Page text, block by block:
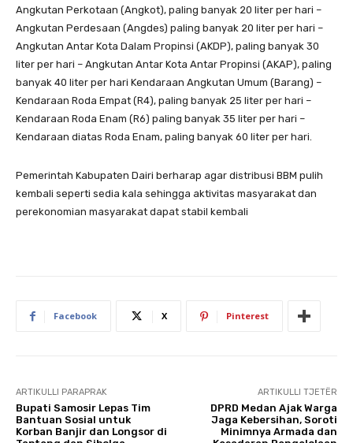
Angkutan Perkotaan (Angkot), paling banyak 20 liter per hari –
Angkutan Perdesaan (Angdes) paling banyak 20 liter per hari –
Angkutan Antar Kota Dalam Propinsi (AKDP), paling banyak 30
liter per hari – Angkutan Antar Kota Antar Propinsi (AKAP), paling
banyak 40 liter per hari Kendaraan Angkutan Umum (Barang) –
Kendaraan Roda Empat (R4), paling banyak 25 liter per hari –
Kendaraan Roda Enam (R6) paling banyak 35 liter per hari –
Kendaraan diatas Roda Enam, paling banyak 60 liter per hari.
Pemerintah Kabupaten Dairi berharap agar distribusi BBM pulih
kembali seperti sedia kala sehingga aktivitas masyarakat dan
perekonomian masyarakat dapat stabil kembali
Facebook X Pinterest
ARTIKULLI PARAPRAK
Bupati Samosir Lepas Tim
Bantuan Sosial untuk
Korban Banjir dan Longsor di
ARTIKULLI TJETËR
DPRD Medan Ajak Warga
Jaga Kebersihan, Soroti
Minimnya Armada dan